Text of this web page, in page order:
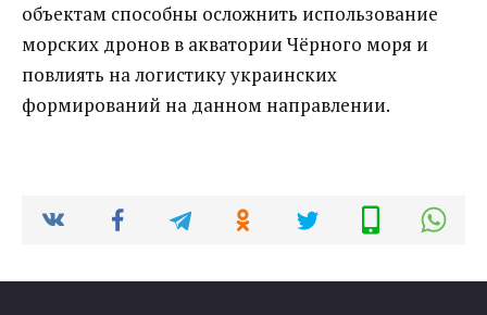
объектам способны осложнить использование
морских дронов в акватории Чёрного моря и
повлиять на логистику украинских
формирований на данном направлении.